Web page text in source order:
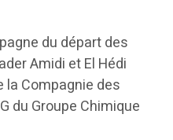
du départ des
Amidi et El Hédi
la Compagnie des
du Groupe Chimique